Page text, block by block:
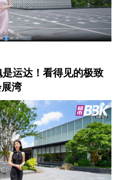
运达！看得见的极致
湾